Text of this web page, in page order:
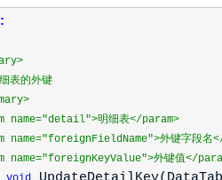
表的外键
name="detail">明细表</param>
name="foreignFieldName">外键字段名
name="foreignKeyValue">外键值</